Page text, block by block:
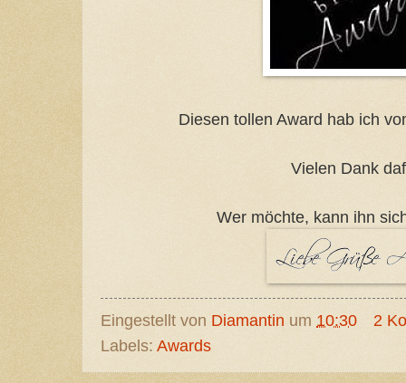
Diesen tollen Award hab ich
Vielen Dank
Wer möchte, kann ihn
Eingestellt von Diamantin um 10:30
2
Labels: Awards